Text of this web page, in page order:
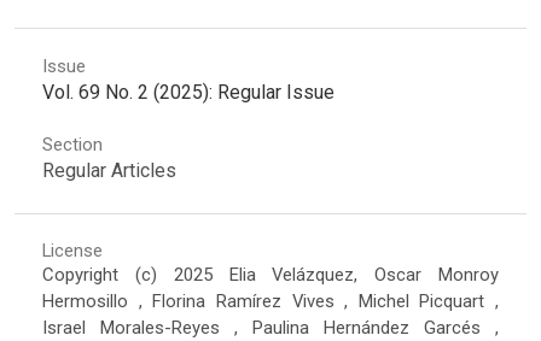
Issue
Vol. 69 No. 2 (2025): Regular Issue
Section
Regular Articles
License
Copyright (c) 2025 Elia Velázquez, Oscar Monroy
Hermosillo , Florina Ramírez Vives , Michel Picquart ,
Israel Morales-Reyes , Paulina Hernández Garcés ,